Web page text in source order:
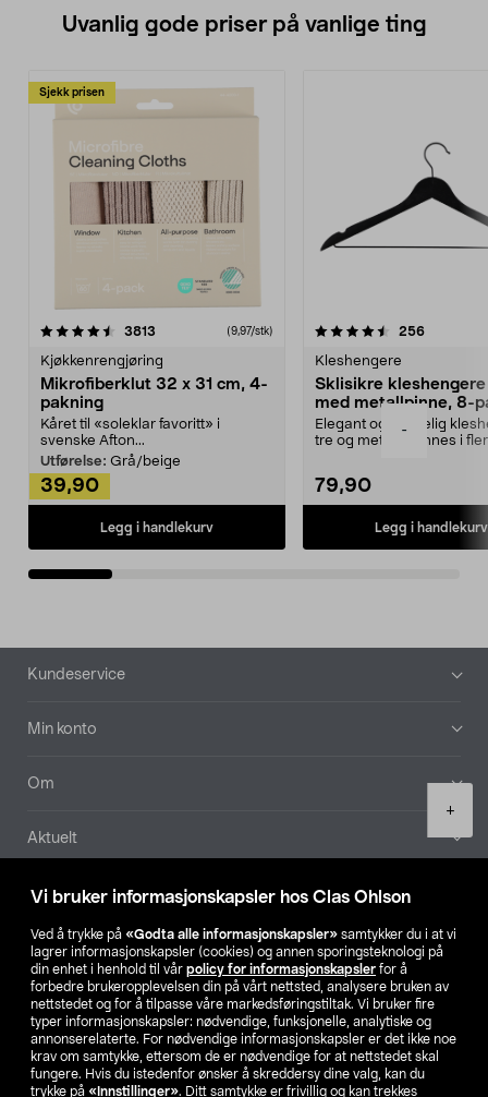
Vi bruker informasjonskapsler hos Clas Ohlson
Ved å trykke på «Godta alle informasjonskapsler» samtykker du i at vi
lagrer informasjonskapsler (cookies) og annen sporingsteknologi på
din enhet i henhold til vår policy for informasjonskapsler for å
forbedre brukeropplevelsen din på vårt nettsted, analysere bruken av
nettstedet og for å tilpasse våre markedsføringstiltak. Vi bruker fire
typer informasjonskapsler: nødvendige, funksjonelle, analytiske og
annonserelaterte. For nødvendige informasjonskapsler er det ikke noe
krav om samtykke, ettersom de er nødvendige for at nettstedet skal
fungere. Hvis du istedenfor ønsker å skreddersy dine valg, kan du
trykke på «Innstillinger». Ditt samtykke er frivillig og kan trekkes
-
+
Uvanlig gode priser på vanlige ting
Sjekk prisen
3813 anmeldelser(9,97/stk)
Kjøkkenrengjøring
Mikrofiberklut 32 x 31 cm, 4-
pakning
Kåret til «soleklar favoritt» i
svenske Afton...
Utførelse: Grå/beige
39,90
Legg i handlekurv
4.5av 5 stjerner 256
Kleshengere
Sklisikre
med metallpinne, 8-
Elegant og skikkelig
tre og metall – finnes i
79,90
Legg i handlekurv
4.5av 5 stjerner
Bunntekst
Kundeservice
Min konto
Om
Aktuelt
Våre selskaper
Finn din butikk
SE NO FI